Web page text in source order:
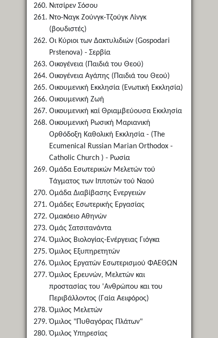
Νιτσίρεν Σόσου
Ντο-Ναγκ Ζούνγκ-Τζούγκ Λίνγκ
(βουδιστές)
Οι Κύριοι των Δακτυλιδιών (Gospodari
Prstenova) - Σερβία
Οικογένεια (Παιδιά του Θεού)
Οικογένεια Αγάπης (Παιδιά του Θεού)
Οικουμενική Εκκλησία (Ενωτική Εκκλησία)
Οικουμενική Ζωή
Οικουμενική καί Θριαμβεύουσα Εκκλησία
Οικουμενική Ρωσική Μαριανική
Ορθόδοξη Καθολική Εκκλησία - (The
Ecumenical Russian Marian Orthodox -
Catholic Church ) - Ρωσία
Ομάδα Εσωτερικών Μελετών τού
Τάγματος των Ιπποτών τού Ναού
Ομάδα Διαβίβασης Ενεργειών
Ομάδες Εσωτερικής Εργασίας
Ομακόειο Αθηνών
Ομάς Σατσιτανάντα
Όμιλος Βιολογίας-Ενέργειας Γιόγκα
Όμιλος Εξυπηρετητών
Όμιλος Εργατών Εσωτερισμού ΦΑΕΘΩΝ
Όμιλος Ερευνών, Μελετών και
προστασίας του 'Ανθρώπου και του
Περιβάλλοντος (Γαία Αειφόρος)
Όμιλος Μελετών
Όμιλος "Πυθαγόρας Πλάτων"
Όμιλος Υπηρεσίας